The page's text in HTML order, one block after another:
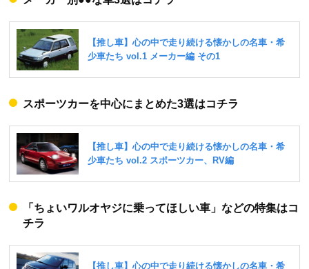
スポーツカーを中心にまとめた3選はコチラ
「ちょいワルオヤジに乗ってほしい車」などの特集はコ
チラ